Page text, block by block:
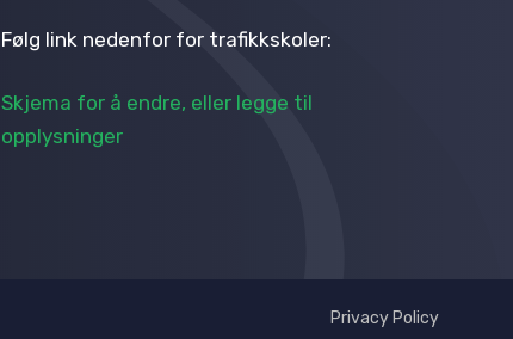
Følg link nedenfor for trafikkskoler:
Skjema for å endre, eller legge til
opplysninger
Privacy Policy